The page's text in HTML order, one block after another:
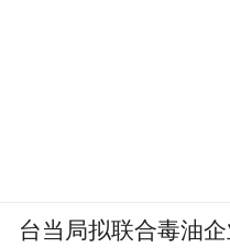
台当局拟联合毒油